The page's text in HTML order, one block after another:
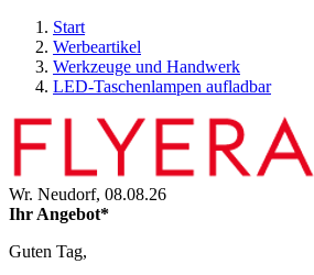
Start
Werbeartikel
Werkzeuge und Handwerk
LED-Taschenlampen aufladbar
Wr. Neudorf, 08.08.26
Ihr Angebot*
Guten Tag,